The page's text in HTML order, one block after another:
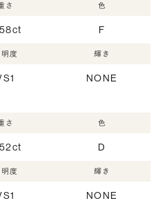
さ 色
F
度 輝き
NONE
さ 色
D
度 輝き
NONE